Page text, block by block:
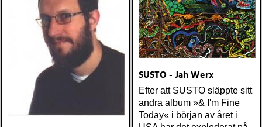
To Meet Me« and sonens
band The North Mississippi
Allstars
SUSTO - Jah Werx
Efter att SUSTO släppte sitt
andra album »& I'm Fine
Today« i början av året i